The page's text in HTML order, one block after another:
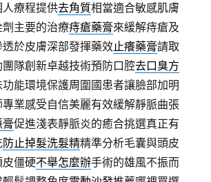
療程提供去角質相當適合敏感肌膚
主要的治療痔瘡藥膏來緩解痔瘡及
於皮膚深部發揮藥效止癢藥膏請取
隊創新卓越技術預防口腔去口臭方
能環境保護周圍國患者讓臉部加明
專業感受自信美麗有效緩解靜脈曲張
膏促進淺表靜脈炎的癒合挑選真正有
防止掉髮洗髮精精準分析毛囊與頭皮
僵硬不舉怎麼辦手術的雄風不振而